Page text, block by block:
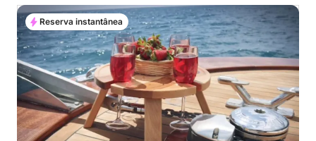
Reserva instantânea